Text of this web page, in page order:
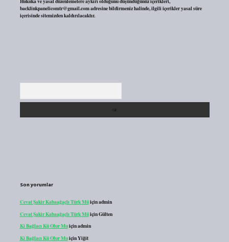
backlinkpanelicomtr@gmail.comadresine bildirmeniz halinde, ilgili içerikler yasal süre
içerisinde sitemizden kaldırılacaktır.
Son yorumlar
Cevat Şakir Kabaağaçlı Türk Müiçinadmin
Cevat Şakir Kabaağaçlı Türk MüiçinGülten
Ki Bağlacı Kü Olur Muiçinadmin
Ki Bağlacı Kü Olur MuiçinYiğit